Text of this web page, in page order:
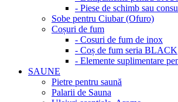
- Piese de schimb sau
Sobe pentru Ciubar (Ofuro)
Coșuri de fum
- Cosuri de fum de inox
- Coș de fum seria BLACK
- Elemente suplimentare
SAUNE
Pietre pentru saună
Palarii de Sauna